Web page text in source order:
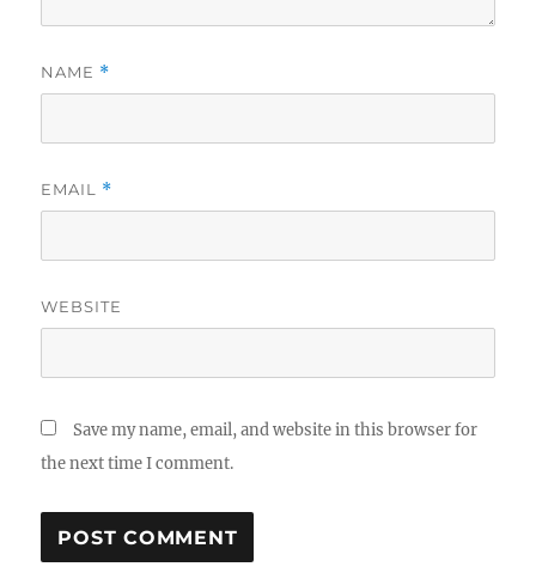
NAME *
EMAIL *
WEBSITE
Save my name, email, and website in this browser for
the next time I comment.